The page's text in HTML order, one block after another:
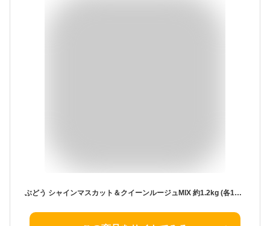
ぶどう シャインマスカット＆クイーンルージュMIX 約1.2kg (各1房) R024(冷蔵) ※9月中旬～発送 送料無料 皮ごと食べられる マスカット セット おいしい 種無し ブドウ 葡萄 果物 フルーツ 長野 国産 大粒 種なし ギフト 内祝い お祝い 贈り物 贈答用 JAみなみ信州 産地直送